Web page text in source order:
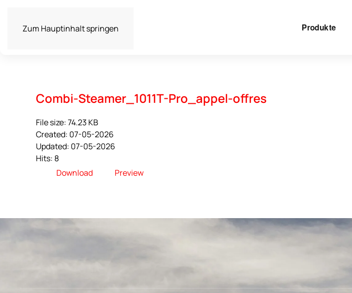
Zum Hauptinhalt springen Produkte
Combi-Steamer_1011T-Pro_appel-offres
File size: 74.23 KB
Created: 07-05-2026
Updated: 07-05-2026
Hits: 8
Download
Preview